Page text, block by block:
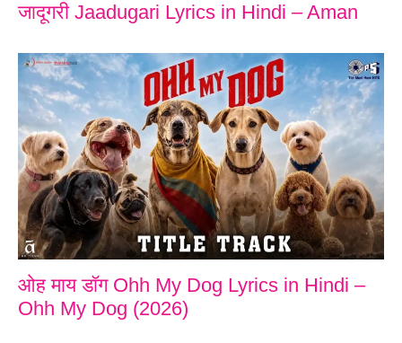
जादूगरी Jaadugari Lyrics in Hindi – Aman
ओह माय डॉग Ohh My Dog Lyrics in Hindi –
Ohh My Dog (2026)